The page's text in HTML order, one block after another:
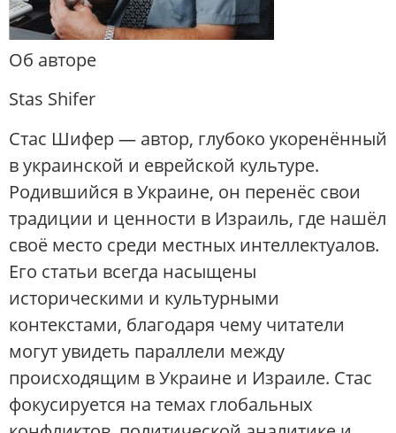
Об авторе
Stas Shifer
Стас Шифер — автор, глубоко укоренённый
в украинской и еврейской культуре.
Родившийся в Украине, он перенёс свои
традиции и ценности в Израиль, где нашёл
своё место среди местных интеллектуалов.
Его статьи всегда насыщены
историческими и культурными
контекстами, благодаря чему читатели
могут увидеть параллели между
происходящим в Украине и Израиле. Стас
фокусируется на темах глобальных